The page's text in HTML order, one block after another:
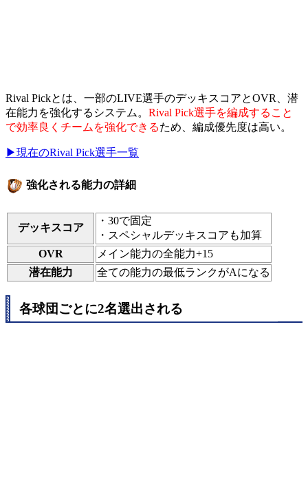
Rival Pickとは、一部のLIVE選手のデッキスコアとOVR、潜
在能力を強化するシステム。 Rival Pick選手を編成すること
で効率良くチームを強化できるため、編成優先度は高い。
▶現在のRival Pick選手一覧
強化される能力の詳細
デッキスコア
・30で固定
・スペシャルデッキスコアも加算
OVR
メイン能力の全能力+15
潜在能力
全ての能力の最低ランクがAになる
各球団ごとに2名選出される